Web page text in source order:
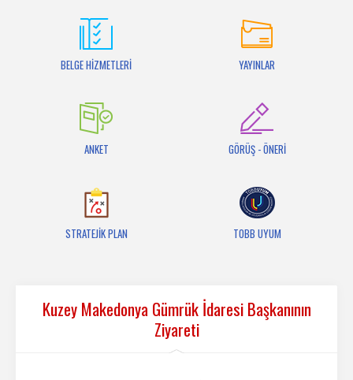
BELGE HİZMETLERİ YAYINLAR
ANKET GÖRÜŞ - ÖNERİ
STRATEJİK PLAN TOBB UYUM
Kuzey Makedonya Gümrük İdaresi Başkanının
Ziyareti